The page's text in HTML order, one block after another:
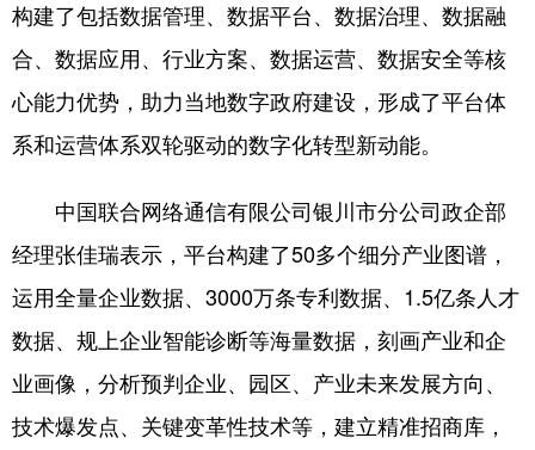
构建了包括数据管理、数据平台、数据治理、数据融
合、数据应用、行业方案、数据运营、数据安全等核
心能力优势，助力当地数字政府建设，形成了平台体
系和运营体系双轮驱动的数字化转型新动能。
中国联合网络通信有限公司银川市分公司政企部
经理张佳瑞表示，平台构建了50多个细分产业图谱，
运用全量企业数据、3000万条专利数据、1.5亿条人才
数据、规上企业智能诊断等海量数据，刻画产业和企
业画像，分析预判企业、园区、产业未来发展方向、
技术爆发点、关键变革性技术等，建立精准招商库，